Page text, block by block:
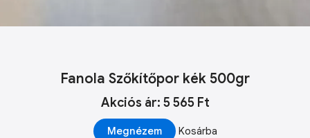
Fanola Szőkítőpor kék 500gr
Akciós ár: 5 565 Ft
Megnézem Kosárba